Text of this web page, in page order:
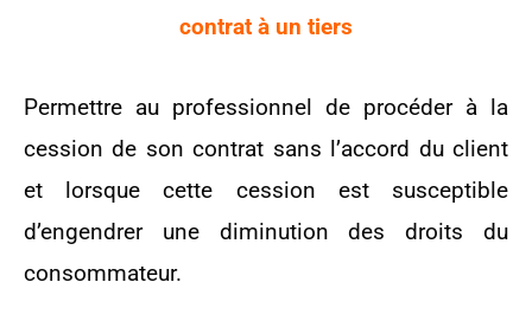
contrat à un tiers
Permettre au professionnel de procéder à la
cession de son contrat sans l’accord du client
et lorsque cette cession est susceptible
d’engendrer une diminution des droits du
consommateur.